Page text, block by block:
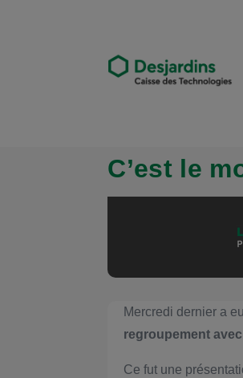
C’est le
Mercredi dernier a
regroupement
Ce fut une